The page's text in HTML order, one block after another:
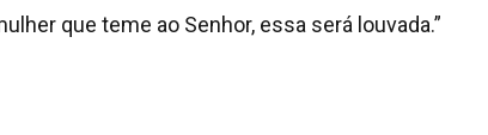
que teme ao Senhor, essa será louvada.”